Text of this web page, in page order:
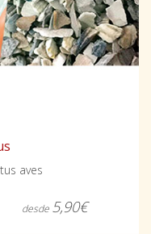
aves
desde 5,90€